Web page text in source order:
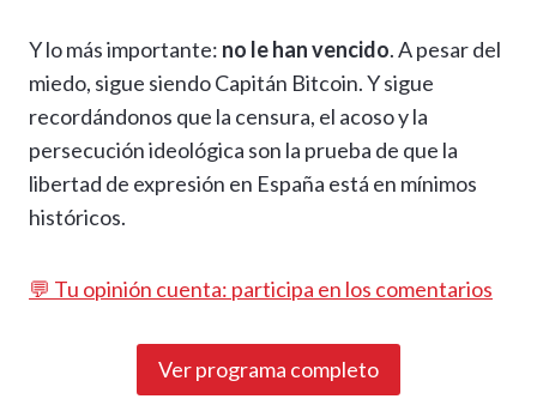
Y lo más importante: no le han vencido. A pesar del
miedo, sigue siendo Capitán Bitcoin. Y sigue
recordándonos que la censura, el acoso y la
persecución ideológica son la prueba de que la
libertad de expresión en España está en mínimos
históricos.
💬 Tu opinión cuenta: participa en los comentarios
Ver programa completo